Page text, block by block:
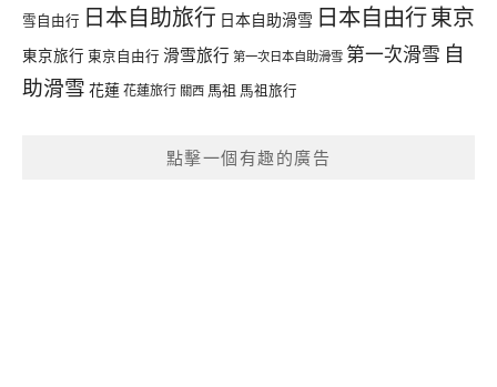
雪自由行 日本自助旅行 日本自助滑雪 日本自由行東京
東京旅行 東京自由行 滑雪旅行 第一次日本自助滑雪 第一次滑雪 自
助滑雪 花蓮花蓮旅行 關西 馬祖 馬祖旅行
點擊一個有趣的廣告